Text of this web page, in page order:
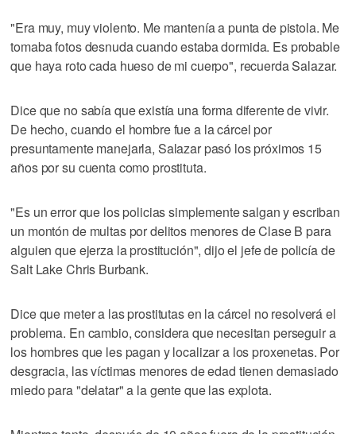
"Era muy, muy violento. Me mantenía a punta de pistola. Me
tomaba fotos desnuda cuando estaba dormida. Es probable
que haya roto cada hueso de mi cuerpo", recuerda Salazar.
Dice que no sabía que existía una forma diferente de vivir.
De hecho, cuando el hombre fue a la cárcel por
presuntamente manejarla, Salazar pasó los próximos 15
años por su cuenta como prostituta.
"Es un error que los policias simplemente salgan y escriban
un montón de multas por delitos menores de Clase B para
alguien que ejerza la prostitución", dijo el jefe de policía de
Salt Lake Chris Burbank.
Dice que meter a las prostitutas en la cárcel no resolverá el
problema. En cambio, considera que necesitan perseguir a
los hombres que les pagan y localizar a los proxenetas. Por
desgracia, las víctimas menores de edad tienen demasiado
miedo para "delatar" a la gente que las explota.